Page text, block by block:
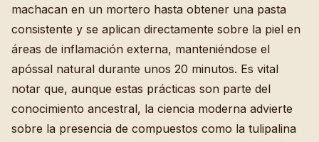
machacan en un mortero hasta obtener una pasta
consistente y se aplican directamente sobre la piel en
áreas de inflamación externa, manteniéndose el
apóssal natural durante unos 20 minutos. Es vital
notar que, aunque estas prácticas son parte del
conocimiento ancestral, la ciencia moderna advierte
sobre la presencia de compuestos como la tulipalina